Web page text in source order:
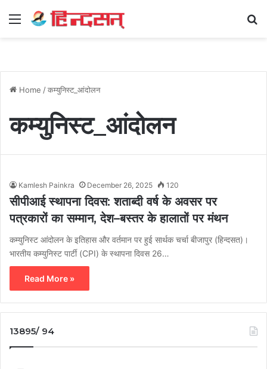
Menu
Home /कम्युनिस्ट_आंदोलन
कम्युनिस्ट_आंदोलन
Kamlesh Painkra December 26, 2025 120
सीपीआई स्थापना दिवस: शताब्दी वर्ष के अवसर पर
पत्रकारों का सम्मान, देश–बस्तर के हालातों पर मंथन
कम्युनिस्ट आंदोलन के इतिहास और वर्तमान पर हुई सार्थक चर्चा बीजापुर (हिन्दसत)।
भारतीय कम्युनिस्ट पार्टी (CPI) के स्थापना दिवस 26…
Read More »
13895/ 94